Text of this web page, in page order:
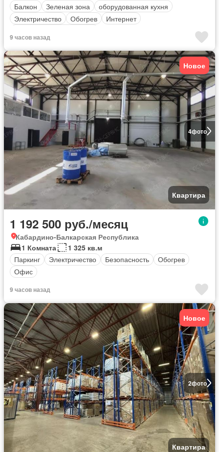
Балкон
Зеленая зона
оборудованная кухня
Электричество
Обогрев
Интернет
9 часов назад
4фото
Новое
Квартира
1 192 500 руб./месяц
Кабардино-Балкарская Республика
1 Комната
1 325 кв.м
Паркинг
Электричество Безопасность
Обогрев
Офис
9 часов назад
2фото
Новое
Квартира